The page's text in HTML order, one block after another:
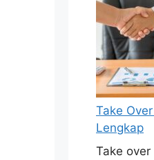
Take
Lengkap
Take